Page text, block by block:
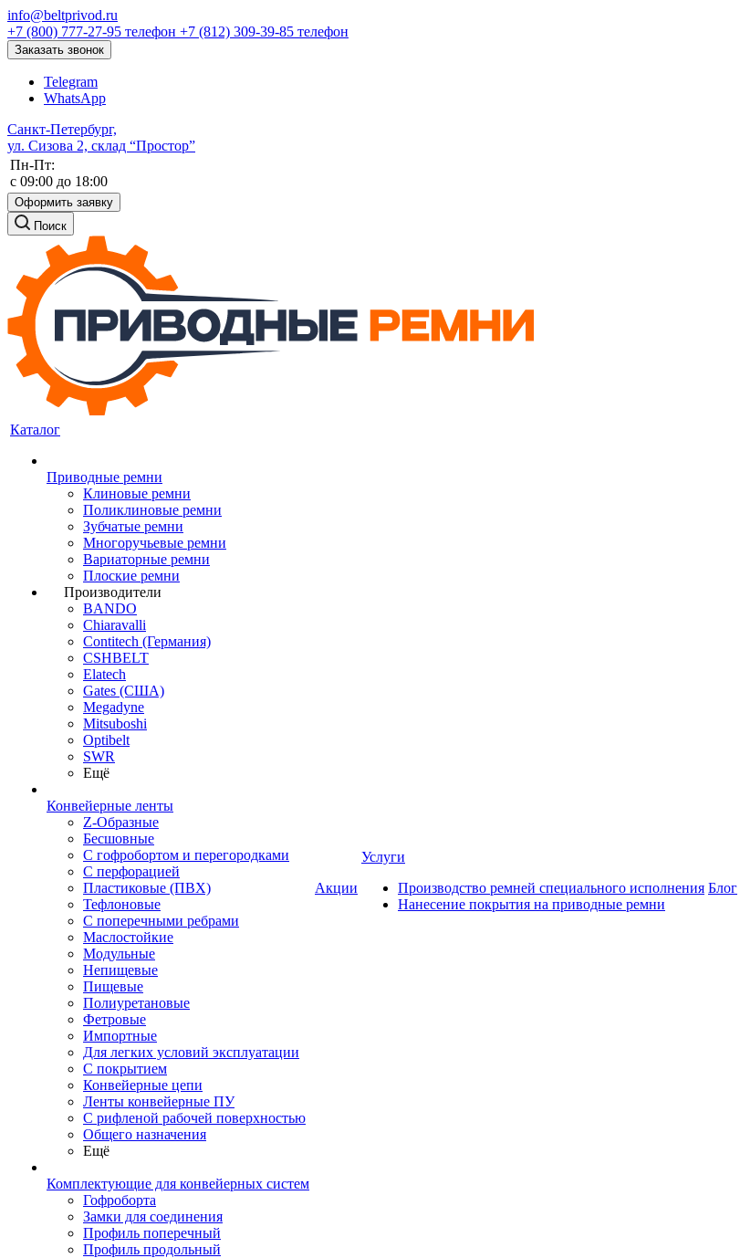
info@beltprivod.ru
+7 (800) 777-27-95 телефон +7 (812) 309-39-85 телефон
Заказать звонок
Telegram
WhatsApp
Санкт-Петербург,
ул. Сизова 2, склад “Простор”
Пн-Пт:
c 09:00 до 18:00
Оформить заявку
Поиск
Каталог
Приводные ремни
Клиновые ремни
Поликлиновые ремни
Зубчатые ремни
Многоручьевые ремни
Вариаторные ремни
Плоские ремни
Производители
BANDO
Chiaravalli
Contitech (Германия)
CSHBELT
Elatech
Gates (США)
Megadyne
Mitsuboshi
Optibelt
SWR
Ещё
Конвейерные ленты
Z-Образные
Бесшовные
С гофробортом и перегородками
С перфорацией
Пластиковые (ПВХ)
Тефлоновые
С поперечными ребрами
Маслостойкие
Модульные
Непищевые
Пищевые
Полиуретановые
Фетровые
Импортные
Для легких условий эксплуатации
С покрытием
Конвейерные цепи
Ленты конвейерные ПУ
С рифленой рабочей поверхностью
Общего назначения
Ещё
Комплектующие для конвейерных систем
Гофроборта
Замки для соединения
Профиль поперечный
Профиль продольный
Акции
Услуги
Производство ремней специального исполнения
Нанесение покрытия на приводные ремни
Блог